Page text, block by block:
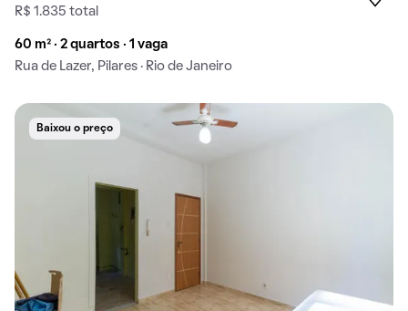
R$ 1.835 total
60 m² · 2 quartos · 1 vaga
Rua de Lazer, Pilares · Rio de Janeiro
Baixou o preço